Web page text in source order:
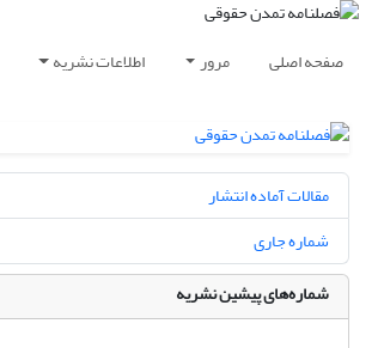
صفحه اصلی مرور اطلاعات نشریه
مقالات آماده انتشار
شماره جاری
شماره‌های پیشین نشریه